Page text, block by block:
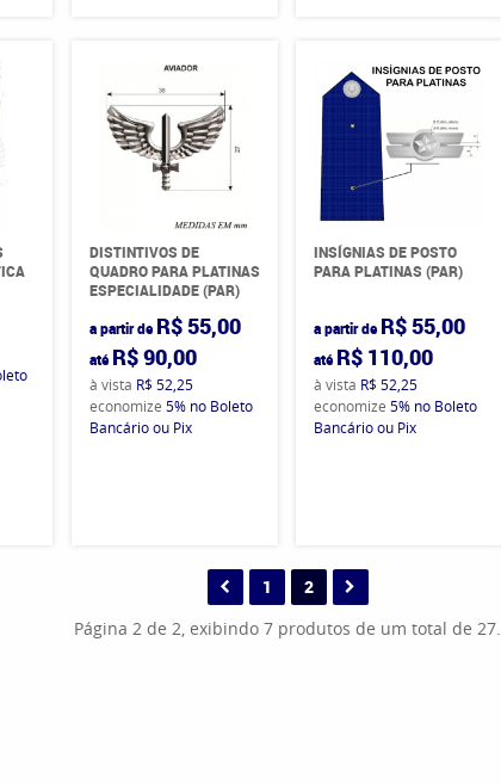
DISTINTIVOS DE
QUADRO PARA PLATINAS
ESPECIALIDADE (PAR)
a partir de R$ 55,00
até R$ 90,00
à vista R$ 52,25
economize 5% no Boleto
Bancário ou Pix
INSÍGNIAS DE POSTO
PARA PLATINAS (PAR)
a partir de R$ 55,00
até R$ 110,00
à vista R$ 52,25
economize5% no Boleto
Bancário ou Pix
1
2
Página 2 de 2, exibindo 7 produtos de um total de 27.